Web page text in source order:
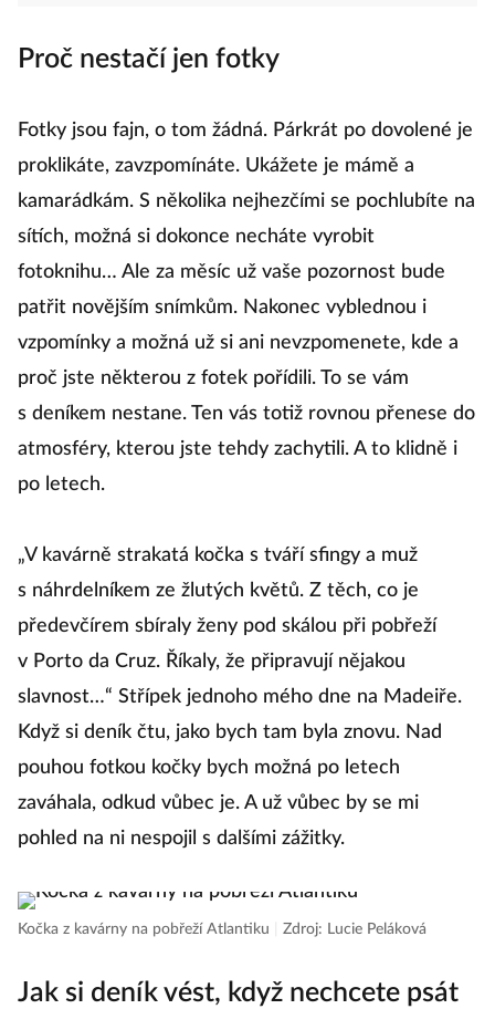
Proč nestačí jen fotky
Fotky jsou fajn, o tom žádná. Párkrát po dovolené je
proklikáte, zavzpomínáte. Ukážete je mámě a
kamarádkám. S několika nejhezčími se pochlubíte na
sítích, možná si dokonce necháte vyrobit
fotoknihu… Ale za měsíc už vaše pozornost bude
patřit novějším snímkům. Nakonec vyblednou i
vzpomínky a možná už si ani nevzpomenete, kde a
proč jste některou z fotek pořídili. To se vám
s deníkem nestane. Ten vás totiž rovnou přenese do
atmosféry, kterou jste tehdy zachytili. A to klidně i
po letech.
„V kavárně strakatá kočka s tváří sfingy a muž
s náhrdelníkem ze žlutých květů. Z těch, co je
předevčírem sbíraly ženy pod skálou při pobřeží
v Porto da Cruz. Říkaly, že připravují nějakou
slavnost…“ Střípek jednoho mého dne na Madeiře.
Když si deník čtu, jako bych tam byla znovu. Nad
pouhou fotkou kočky bych možná po letech
zaváhala, odkud vůbec je. A už vůbec by se mi
pohled na ni nespojil s dalšími zážitky.
Kočka z kavárny na pobřeží Atlantiku Zdroj: Lucie Peláková
Jak si deník vést, když nechcete psát